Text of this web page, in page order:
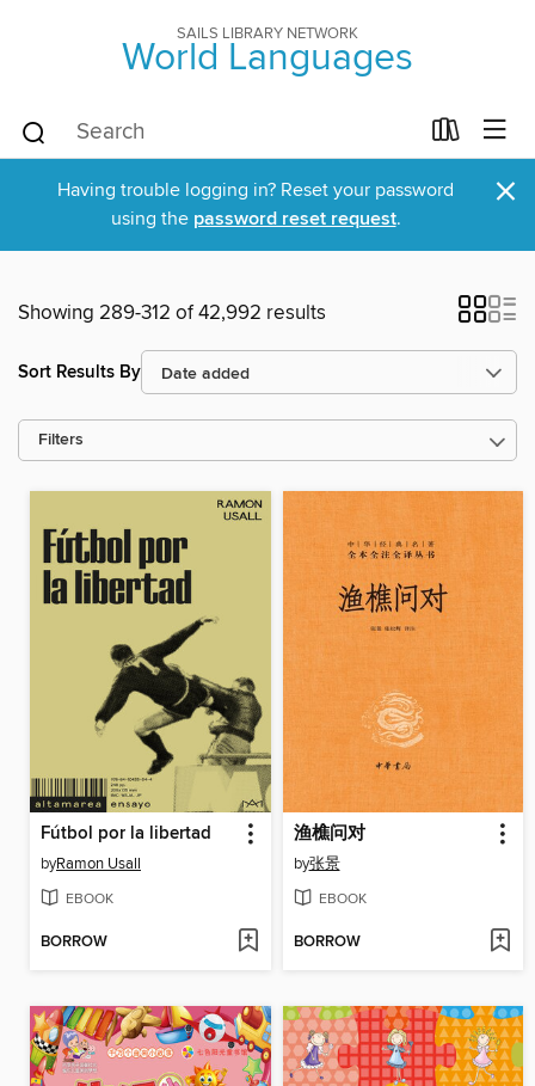
SAILS LIBRARY NETWORK
World Languages
Having trouble logging in? Reset your password
using the password reset request. ×
Showing 289-312 of 42,992 results
Sort Results By
Filters
Fútbol por la libertad
byRamon Usall
EBOOK
BORROW
渔樵问对
by张景
EBOOK
BORROW